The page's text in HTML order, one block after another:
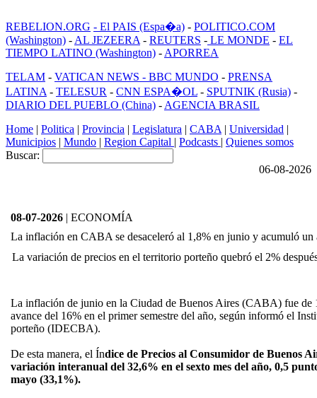
REBELION.ORG - El PAIS (Espa�a) - POLITICO.COM
(Washington) - AL JEZEERA - REUTERS - LE MONDE - EL
TIEMPO LATINO (Washington) - APORREA
TELAM - VATICAN NEWS - BBC MUNDO - PRENSA
LATINA - TELESUR - CNN ESPA�OL - SPUTNIK (Rusia) -
DIARIO DEL PUEBLO (China) - AGENCIA BRASIL
Home | Politica | Provincia | Legislatura | CABA | Universidad |
Municipios | Mundo | Region Capital | Podcasts | Quienes somos
Buscar:
06-08-2026
08-07-2026 | ECONOMÍA
La inflación en CABA se desaceleró al 1,8% en junio y acumuló un
La variación de precios en el territorio porteño quebró el 2%
La inflación de junio en la Ciudad de Buenos Aires (CABA) fue de
avance del 16% en el primer semestre del año, según informó el
porteño (IDECBA).
De esta manera, el Índice de Precios al Consumidor de Buenos
variación interanual del 32,6% en el sexto mes del año, 0,5
mayo (33,1%).